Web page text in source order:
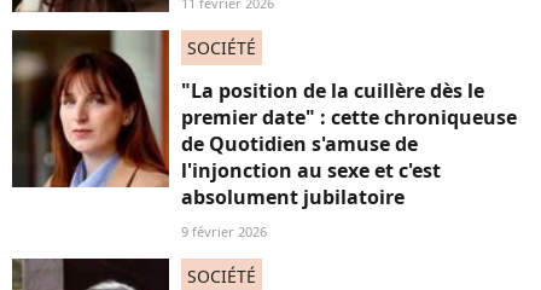
SOCIÉTÉ
"La position de la cuillère dès le
premier date" : cette chroniqueuse
de Quotidien s'amuse de
l'injonction au sexe et c'est
absolument jubilatoire
9 février 2026
SOCIÉTÉ